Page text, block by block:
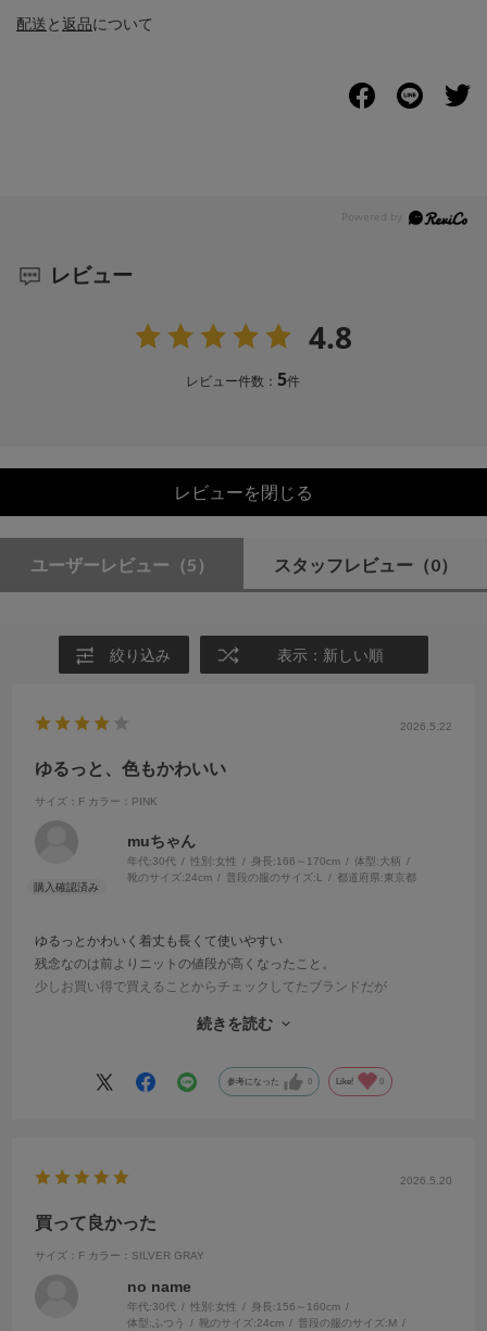
配送と返品について
レビュー
4.8
レビュー件数： 5件
レビューを閉じる
ユーザーレビュー （5） スタッフレビュー （0）
絞り込み 表示：新しい順
2026.5.22
ゆるっと、色もかわいい
サイズ：F カラー：PINK
muちゃん
年代:30代 性別:女性 身長:166～170cm 体型:大柄
靴のサイズ:24cm 普段の服のサイズ:L 都道府県:東京都
ゆるっとかわいく着丈も長くて使いやすい
残念なのは前よりニットの値段が高くなったこと。
少しお買い得で買えることからチェックしてたブランドだが
ニットが12000以上くらいになってくると他のセレクト系ブランドのも
高く出すなら普通でない、デザイン性あるものが欲しい
続きを読む
参考になった 0 Like! 0
2026.5.20
買って良かった
サイズ：F カラー：SILVER GRAY
no name
年代:30代 性別:女性 身長:156～160cm
体型: ふつう 靴のサイズ:24cm 普段の服のサイズ:M